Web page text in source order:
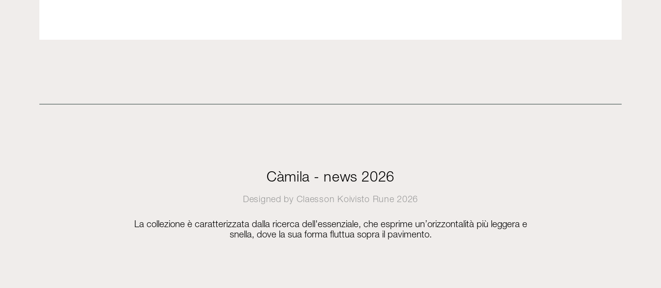
Càmila - news 2026
Designed by Claesson Koivisto Rune 2026
La collezione è caratterizzata dalla ricerca dell'essenziale, che esprime un’orizzontalità più leggera e
snella, dove la sua forma fluttua sopra il pavimento.